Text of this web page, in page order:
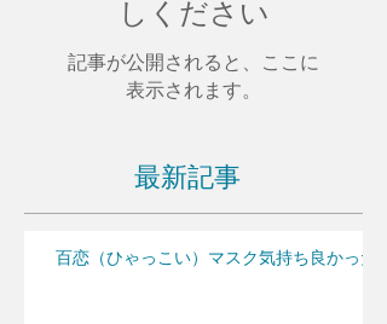
しください
記事が公開されると、ここに
表示されます。
最新記事
百恋（ひゃっこい）マスク気持ち良かった